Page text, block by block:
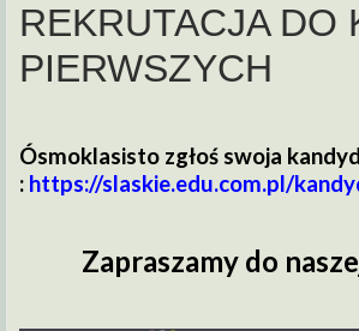
REKRUTACJA DO
PIERWSZYCH
Ósmoklasisto zgłoś swoja
: https://slaskie.edu.com.pl/
Zapraszamy do